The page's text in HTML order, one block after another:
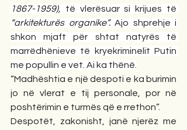
1867-1959),
“arkitekturës organike”. Ajo shprehje i
shkon mjaft për shtat natyrës të
marrëdhënieve të kryekriminelit Putin
me popullin e vet. Ai ka thënë.
“Madhështia e një despoti e ka burimin
jo në vlerat e tij personale, por në
poshtërimin e turmës që e rrethon”.
Despotët, zakonisht, janë njerëz me